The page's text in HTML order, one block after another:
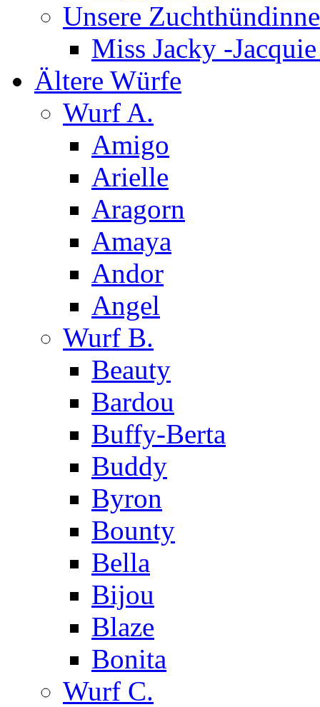
Unsere
Miss Jacky -
Ältere Würfe
Wurf A.
Amigo
Arielle
Aragorn
Amaya
Andor
Angel
Wurf B.
Beauty
Bardou
Buffy-Berta
Buddy
Byron
Bounty
Bella
Bijou
Blaze
Bonita
Wurf C.